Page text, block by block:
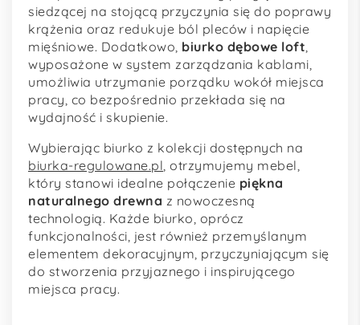
siedzącej na stojącą przyczynia się do poprawy
krążenia oraz redukuje ból pleców i napięcie
mięśniowe. Dodatkowo, biurko dębowe loft,
wyposażone w system zarządzania kablami,
umożliwia utrzymanie porządku wokół miejsca
pracy, co bezpośrednio przekłada się na
wydajność i skupienie.
Wybierając biurko z kolekcji dostępnych na
biurka-regulowane.pl, otrzymujemy mebel,
który stanowi idealne połączenie piękna
naturalnego drewna z nowoczesną
technologią. Każde biurko, oprócz
funkcjonalności, jest również przemyślanym
elementem dekoracyjnym, przyczyniającym się
do stworzenia przyjaznego i inspirującego
miejsca pracy.